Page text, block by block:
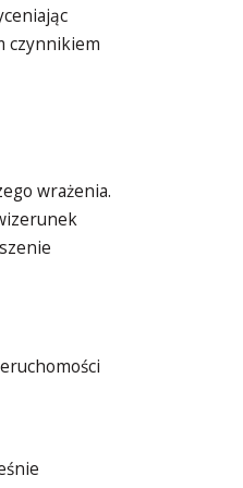
czynnikiem
wrażenia.